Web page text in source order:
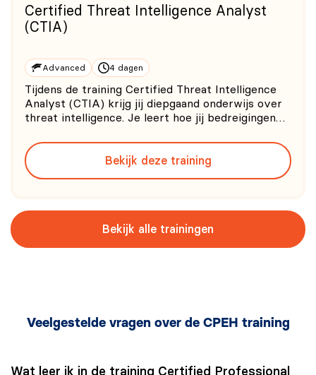
Certified Threat Intelligence Analyst
(CTIA)
Advanced 4 dagen
Tijdens de training Certified Threat Intelligence
Analyst (CTIA) krijg jij diepgaand onderwijs over
threat intelligence. Je leert hoe jij bedreigingen
geavanceerde technieken en hulpmiddelen.
Bekijk deze training
Bekijk alle trainingen
Veelgestelde vragen over de CPEH training
Wat leer ik in de training Certified Professional